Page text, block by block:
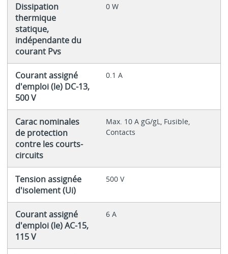
Dissipation
thermique
statique,
indépendante du
courant Pvs
0 W
Courant assigné
d'emploi (le) DC-13,
500 V
0.1 A
Carac nominales
de protection
contre les courts-
circuits
Max. 10 A gG/gL, Fusible,
Contacts
Tension assignée
d'isolement (Ui)
500 V
Courant assigné
d'emploi (le) AC-15,
115 V
6 A